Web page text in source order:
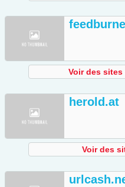
Voir des sites
herold.at
Voir des